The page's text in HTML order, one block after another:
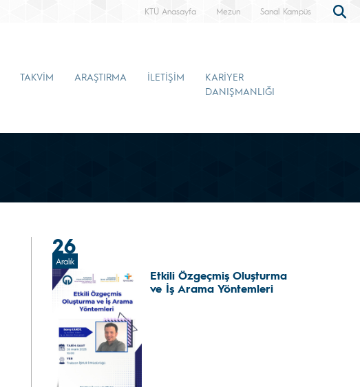
KTÜ Anasayfa Mezun Sanal Kampüs
TAKVİM ARAŞTIRMA İLETİŞİM
KARİYER
DANIŞMANLIĞI
26
Aralık
Etkili Özgeçmiş Oluşturma
ve İş Arama Yöntemleri